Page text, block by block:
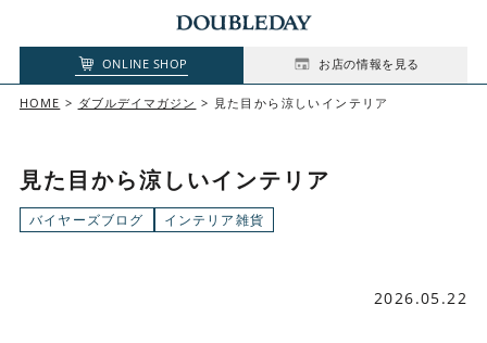
ONLINE SHOP お店の情報を見る
HOME ダブルデイマガジン 見た目から涼しいインテリア
見た目から涼しいインテリア
バイヤーズブログ インテリア雑貨
2026.05.22